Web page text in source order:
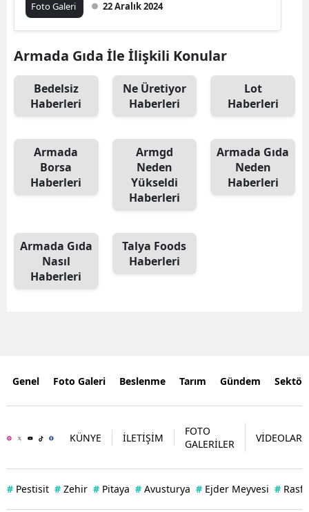
Foto Galeri 22 Aralık 2024
Armada Gıda İle İlişkili Konular
Bedelsiz
Haberleri
Ne Üretiyor
Haberleri
Lot
Haberleri
Armada
Borsa
Haberleri
Armgd
Neden
Yükseldi
Haberleri
Armada Gıda
Neden
Haberleri
Armada Gıda
Nasıl
Haberleri
Talya Foods
Haberleri
Genel Foto Galeri Beslenme Tarım Gündem
KÜNYE İLETİŞİM
FOTO
GALERİLER
VİDEOLAR
# Pestisit # Zehir # Pitaya # Avusturya # Ejder Meyvesi # Rasff